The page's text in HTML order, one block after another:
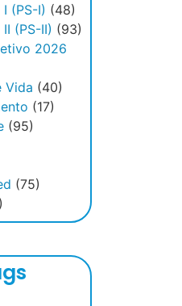
(PS-I) (48)
(PS-II) (93)
2026
Vida (40)
(17)
(95)
(75)